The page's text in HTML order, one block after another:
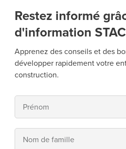
Restez informé
d'information
Apprenez des conseils et des
développer rapidement votre
construction.